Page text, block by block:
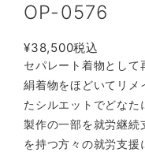
OP-0576
¥38,500税込
セパレート着物として
絹着物をほどいてリメ
たシルエットでどなた
製作の一部を就労継続
を持つ方々の就労支援